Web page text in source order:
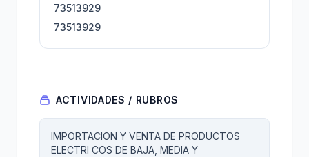
73513929
73513929
ACTIVIDADES / RUBROS
IMPORTACION Y VENTA DE PRODUCTOS
ELECTRI COS DE BAJA, MEDIA Y